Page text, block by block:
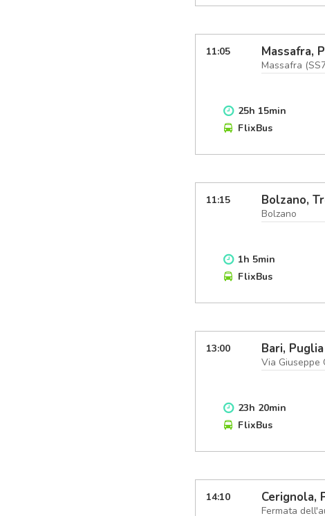
11:05 Massafra,
Massafra
25h 15min
FlixBus
11:15 Bolzano,
Bolzano
1h 5min
FlixBus
13:00 Bari, Puglia
Via Giuseppe
23h 20min
FlixBus
14:10 Cerignola,
Fermata